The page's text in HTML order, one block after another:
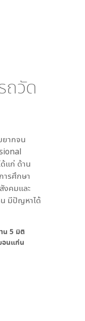
ถวัด
ยากจน
แก่ ด้าน
ารศึกษา
งคมและ
มีปัญหาได้
น 5 มิติ
อนแก่น